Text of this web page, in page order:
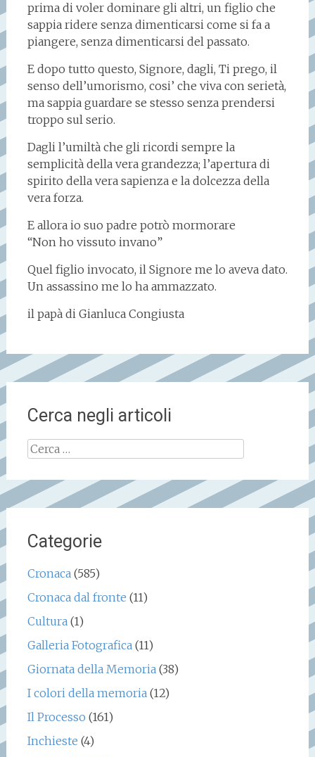
prima di voler dominare gli altri, un figlio che
sappia ridere senza dimenticarsi come si fa a
piangere, senza dimenticarsi del passato.
E dopo tutto questo, Signore, dagli, Ti prego, il
senso dell’umorismo, cosi’ che viva con serietà,
ma sappia guardare se stesso senza prendersi
troppo sul serio.
Dagli l’umiltà che gli ricordi sempre la
semplicità della vera grandezza; l’apertura di
spirito della vera sapienza e la dolcezza della
vera forza.
E allora io suo padre potrò mormorare
“Non ho vissuto invano”
Quel figlio invocato, il Signore me lo aveva dato.
Un assassino me lo ha ammazzato.
il papà di Gianluca Congiusta
Cerca negli articoli
Ricerca
Categorie
Cronaca(585)
Cronaca dal fronte (11)
Cultura(1)
Galleria Fotografica(11)
Giornata della Memoria(38)
I colori della memoria(12)
Il Processo (161)
Inchieste (4)